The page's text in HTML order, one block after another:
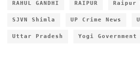
RAHUL GANDHI RAIPUR Raipur
SJVN Shimla UP Crime News
Uttar Pradesh Yogi Government